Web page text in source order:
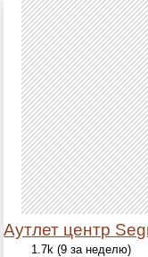
Аутлет центр
1.7k (9 за неделю)